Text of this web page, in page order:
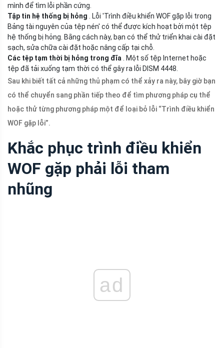
mình để tìm lỗi phần cứng.
Tập tin hệ thống bị hỏng . Lỗi 'Trình điều khiển WOF gặp lỗi trong
Bảng tài nguyên của tệp nén' có thể được kích hoạt bởi một tệp
hệ thống bị hỏng. Bằng cách này, bạn có thể thử triển khai cài đặt
sạch, sửa chữa cài đặt hoặc nâng cấp tại chỗ.
Các tệp tạm thời bị hỏng trong đĩa . Một số tệp Internet hoặc
tệp đã tải xuống tạm thời có thể gây ra lỗi DISM 4448.
Sau khi biết tất cả những thủ phạm có thể xảy ra này, bây giờ bạn
có thể chuyển sang phần tiếp theo để tìm phương pháp cụ thể
hoặc thử từng phương pháp một để loại bỏ lỗi “Trình điều khiển
WOF gặp lỗi”.
Khắc phục trình điều khiển
WOF gặp phải lỗi tham
nhũng
ad